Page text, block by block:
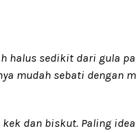
halus sedikit dari gula
mudah sebati dengan
dan biskut. Paling